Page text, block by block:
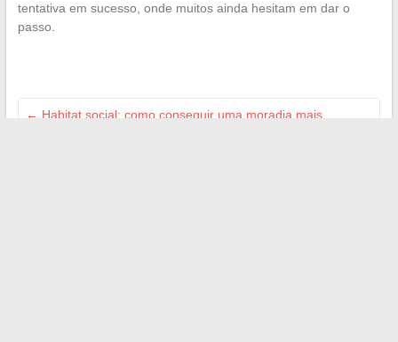
tentativa em sucesso, onde muitos ainda hesitam em dar o
passo.
← Habitat social: como conseguir uma moradia mais